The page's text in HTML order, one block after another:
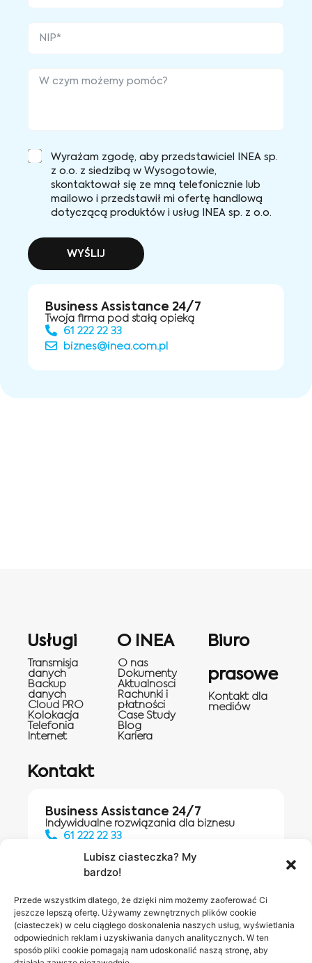
Lubisz ciasteczka? My
bardzo!
Przede wszystkim dlatego, że dzięki nim możemy zaoferować Ci
jeszcze lepszą ofertę. Używamy zewnętrznych plików cookie
(ciasteczek) w celu ciągłego doskonalenia naszych usług, wyświetlania
odpowiednich reklam i uzyskiwania danych analitycznych. W ten
sposób pliki cookie pomagają nam udoskonalić naszą stronę, aby
Wyrażam zgodę, aby przedstawiciel INEA sp.
z o.o. z siedzibą w Wysogotowie,
skontaktował się ze mną telefonicznie lub
mailowo i przedstawił mi ofertę handlową
dotyczącą produktów i usług INEA sp. z o.o.
WYŚLIJ
Business Assistance 24/7
Twoja firma pod stałą opieką
61 222 22 33
biznes@inea.com.pl
Usługi
Transmisja
danych
Backup
danych
Cloud PRO
Kolokacja
Telefonia
Internet
O INEA
O nas
Dokumenty
Aktualnosci
Rachunki i
płatności
Case Study
Blog
Kariera
Biuro
prasowe
Kontakt dla
mediów
Kontakt
Business Assistance 24/7
Indywidualne rozwiązania dla biznesu
61 222 22 33
Salony INEA
Napisz do